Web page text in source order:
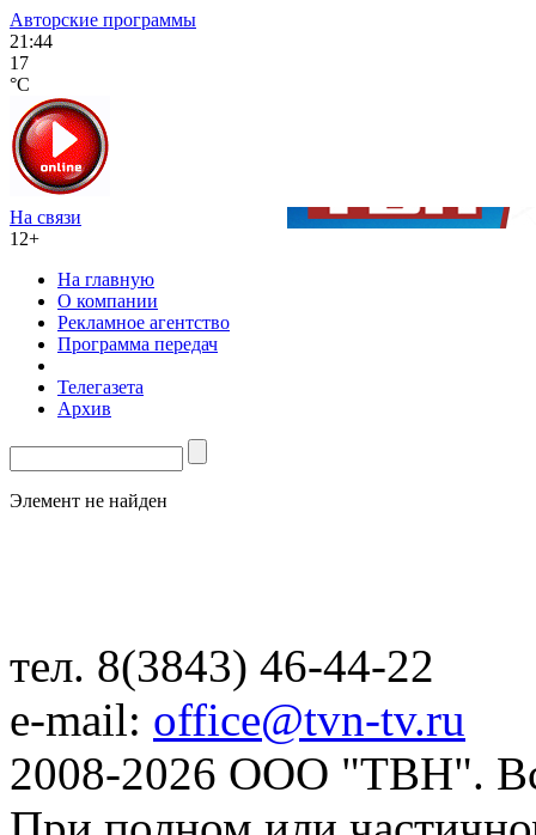
Авторские программы
21:44
17
°C
На связи
12+
На главную
О компании
Рекламное агентство
Программа передач
Телегазета
Архив
Элемент не найден
тел. 8(3843) 46-44-22
e-mail: office@tvn-tv.ru
2008-2026 ООО "ТВН".